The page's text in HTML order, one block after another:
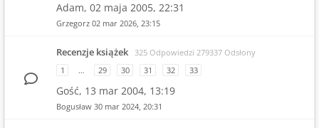
Adam, 02 maja 2005, 22:31
Grzegorz 02 mar 2026, 23:15
Recenzje książek 325 Odpowiedzi 279337 Odsłony
1
… 29 30 31 32 33
Gość, 13 mar 2004, 13:19
Bogusław 30 mar 2024, 20:31